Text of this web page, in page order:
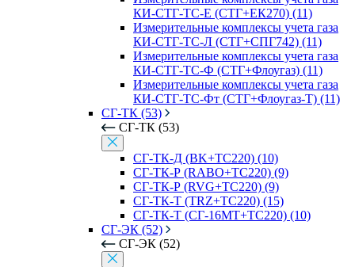
КИ-СТГ-ТС-Е (СТГ+ЕК270) (11)
Измерительные комплексы учета газа
КИ-СТГ-ТС-Л (СТГ+СПГ742) (11)
Измерительные комплексы учета газа
КИ-СТГ-ТС-Ф (СТГ+Флоугаз) (11)
Измерительные комплексы учета газа
КИ-СТГ-ТС-Фт (СТГ+Флоугаз-Т) (11)
СГ-ТК (53)
СГ-ТК (53)
СГ-ТК-Д (BK+ТС220) (10)
СГ-ТК-Р (RABO+ТС220) (9)
СГ-ТК-Р (RVG+ТС220) (9)
СГ-ТК-Т (TRZ+ТС220) (15)
СГ-ТК-Т (СГ-16МТ+ТС220) (10)
СГ-ЭК (52)
СГ-ЭК (52)